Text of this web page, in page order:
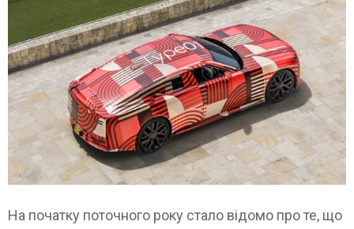
На початку поточного року стало відомо про те, що